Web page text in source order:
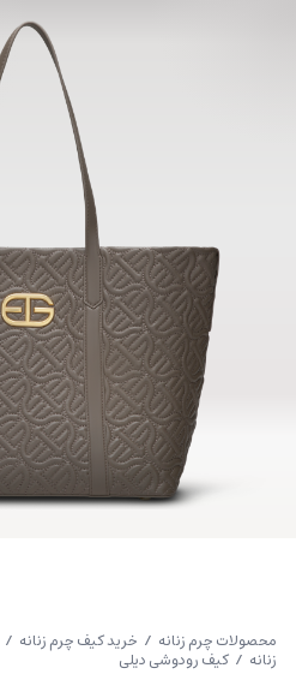
محصولات چرم زنانه / خرید کیف چرم زنانه /
زنانه / کیف رودوشی دیلی